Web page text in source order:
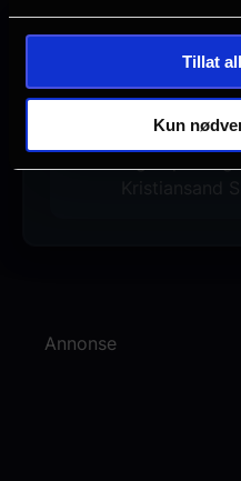
Tillat
Kun
Denne filmen
May 2025.
Annonse